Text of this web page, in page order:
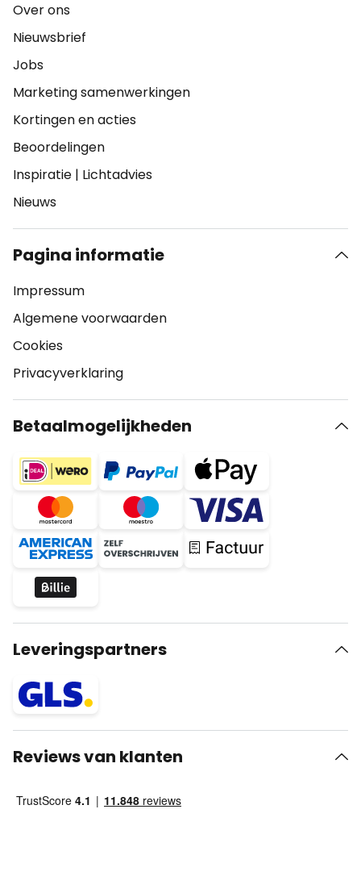
Over ons
Nieuwsbrief
Jobs
Marketing samenwerkingen
Kortingen en acties
Beoordelingen
Inspiratie | Lichtadvies
Nieuws
Pagina informatie
Impressum
Algemene voorwaarden
Cookies
Privacyverklaring
Betaalmogelijkheden
Leveringspartners
Reviews van klanten